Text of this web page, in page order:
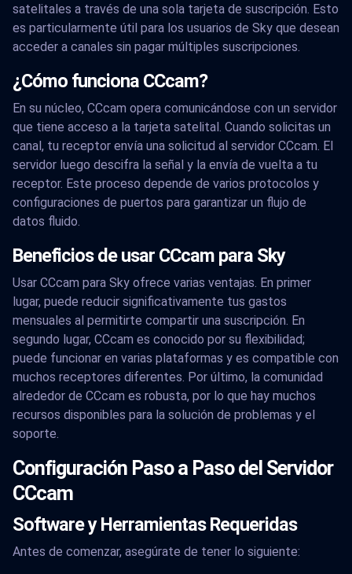
satelitales a través de una sola tarjeta de suscripción. Esto
es particularmente útil para los usuarios de Sky que desean
acceder a canales sin pagar múltiples suscripciones.
¿Cómo funciona CCcam?
En su núcleo, CCcam opera comunicándose con un servidor
que tiene acceso a la tarjeta satelital. Cuando solicitas un
canal, tu receptor envía una solicitud al servidor CCcam. El
servidor luego descifra la señal y la envía de vuelta a tu
receptor. Este proceso depende de varios protocolos y
configuraciones de puertos para garantizar un flujo de
datos fluido.
Beneficios de usar CCcam para Sky
Usar CCcam para Sky ofrece varias ventajas. En primer
lugar, puede reducir significativamente tus gastos
mensuales al permitirte compartir una suscripción. En
segundo lugar, CCcam es conocido por su flexibilidad;
puede funcionar en varias plataformas y es compatible con
muchos receptores diferentes. Por último, la comunidad
alrededor de CCcam es robusta, por lo que hay muchos
recursos disponibles para la solución de problemas y el
soporte.
Configuración Paso a Paso del Servidor
CCcam
Software y Herramientas Requeridas
Antes de comenzar, asegúrate de tener lo siguiente: